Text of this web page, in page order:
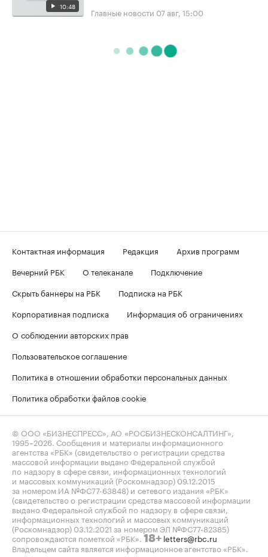
10:48 Главные новости 07 авг, 15:00
Контактная информация Редакция
Архив программ
Вечерний РБК
О телеканале
Подключение
Скрыть баннеры на РБК
Подписка на РБК
Корпоративная подписка
Информация об ограничениях
О соблюдении авторских прав
Пользовательское соглашение
Политика в отношении обработки персональных данных
Политика обработки файлов cookie
© ООО «БИЗНЕСПРЕСС», АО «РОСБИЗНЕСКОНСАЛТИНГ»,
1995–2026 . Сообщения и материалы информационного
агентства «РБК» (свидетельство о регистрации средства
массовой информации выдано Федеральной службой
по надзору в сфере связи, информационных технологий
и массовых коммуникаций (Роскомнадзор) 09.12.2015
за номером ИА №ФС77-63848) и сетевого издания «РБК»
(свидетельство о регистрации средства массовой информации
выдано Федеральной службой по надзору в сфере связи,
информационных технологий и массовых коммуникаций
(Роскомнадзор) 03.12.2021 за номером ЭЛ №ФС77-82385)
сопровождаются пометкой «РБК». 18+ letters@rbc.ru
Владельцем сайта является информационное агентство «РБК».